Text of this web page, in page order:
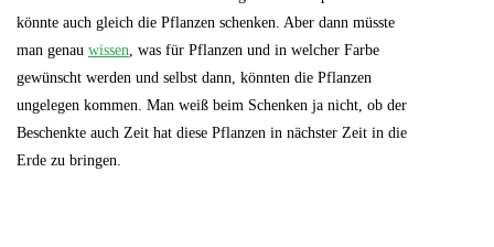
könnte auch gleich die Pflanzen schenken. Aber dann müsste
man genau wissen, was für Pflanzen und in welcher Farbe
gewünscht werden und selbst dann, könnten die Pflanzen
ungelegen kommen. Man weiß beim Schenken ja nicht, ob der
Beschenkte auch Zeit hat diese Pflanzen in nächster Zeit in die
Erde zu bringen.